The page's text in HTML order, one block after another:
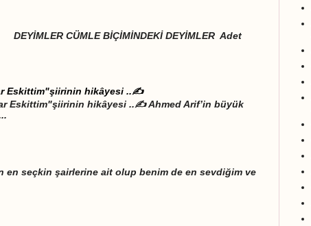
DEYİMLER Adet
Eskittim"şiirinin hikâyesi ..✍️
Eskittim"şiirinin hikâyesi ..✍️ Ahmed Arif’in büyük
en seçkin şairlerine ait olup benim de en sevdiğim ve